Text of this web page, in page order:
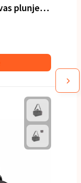
Gerecycled katoenen canvas plunjezak Harper